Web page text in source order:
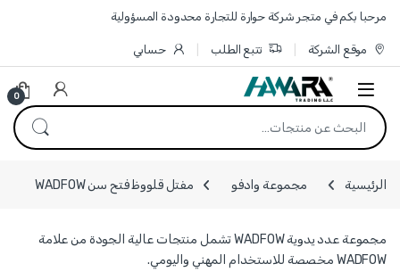
Skip to navigation
Skip to content
مرحبا بكم في متجر شركة حوارة للتجارة محدودة المسؤولية
موقع الشركة تتبع الطلب حسابي
0
البحث عن:
الرئيسية مجموعة وادفو مفتل قلووظ فتح سن WADFOW
مجموعة عدد يدوية WADFOW تشمل منتجات عالية الجودة من علامة
WADFOW مخصصة للاستخدام المهني واليومي.